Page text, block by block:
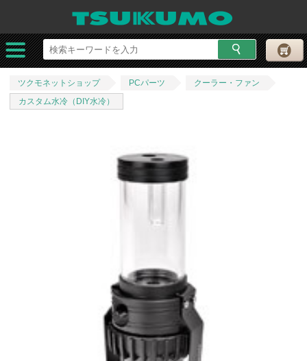
ツクモネットショップ PCパーツ
クーラー・ファン
カスタム水冷（DIY水冷）